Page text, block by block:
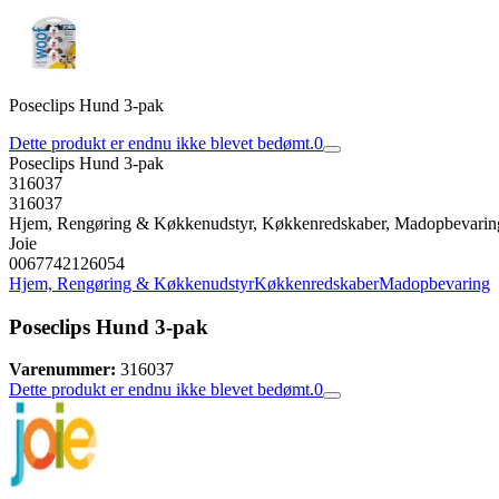
Poseclips Hund 3-pak
Dette produkt er endnu ikke blevet bedømt.0
Poseclips Hund 3-pak
316037
316037
Hjem, Rengøring & Køkkenudstyr, Køkkenredskaber,
Joie
0067742126054
Hjem, Rengøring & KøkkenudstyrKøkkenredskaberMadopbevaring
Poseclips Hund 3-pak
Varenummer: 316037
Dette produkt er endnu ikke blevet bedømt.0